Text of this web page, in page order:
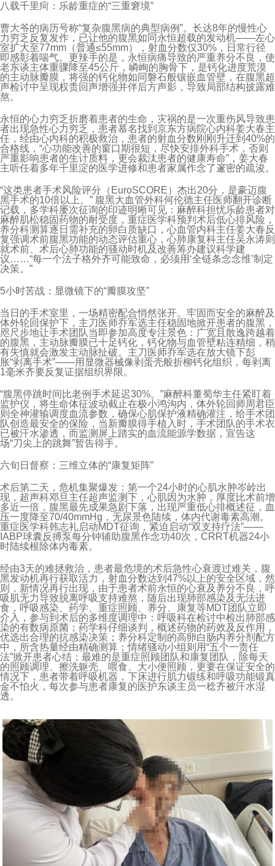
八载千里疴：乐龄重症的“三重窘境”
曹大爷的病历号称“复杂腹黑病的典型病例”。长达8年的慢性心
力穷乏反复发作，已让他的腹黑如同永恒超载的发动机——左心
室扩大至77mm（普通≤55mm），射血分数仅30%，日常行径
即感彰着喘气。更辣手的是，永恒病痛导致的严重养分不良，使
老东谈主体重骤降至45公斤，嶙峋的胸骨下，是钙化进度荒漠
的主动脉瓣膜，将强的钙化物如同磐石般镶嵌血管壁，在腹黑超
声检讨中呈现权贵回声增强并伴后方声影，导致局部结构披露难
熬。
永恒的心力穷乏折磨着患者的生命，灾祸的是一次重伤风导致患
者出现急性心力穷乏，患者慕名找到京东方病院心内科姜大春主
任，经由心内科的积极救治，患者的射血分数刚刚升迁到40%的
合格线，“心功能改善的窗口期很短，尽快安排外科手术，否则
严重影响患者的生计质料，更会裁汰患者的健康寿命”，姜大春
主听任着多年千里淀的医学进修和患者家属作念了邃密的疏浚。
“这类患者手术风险评分（EuroSCORE）杰出20分，是豪迈腹
黑手术的10倍以上。” 腹黑大血管外科何伦德主任医师翻开诊断
记载，多学科屡次征询的印迹明晰可见：麻醉科担忧乐龄患者对
麻醉肌松稳固药物的耐受度，重症医学科预判术后低心排风险，
养分科测算逐日需补充的卵白质缺口，心血管内科主任姜大春反
复强调术前腹黑功能的动态评估重心，心肺康复科主任吴永涛则
就术前、术后心肺功能的骚动时机及改善筹办建议科学建
议……“每一个法子格外齐可能致命，必须用‘全链条念念维’制定
决策。”
5小时苦战：显微镜下的“瓣膜攻坚”
当日的手术室里，一场精密配合悄然张开。牢固而安全的麻醉及
体外轮回保护下，主刀医师乔军选主任稳固地掀开患者的腹黑，
咫尺步地让手术团队当即参加高度专注景色：广宽且散逸跨越着
的腹黑，主动脉瓣膜已十足钙化，钙化物与血管壁粘连精细，稍
有失慎就会激发主动脉扯破。主刀医师乔军选在放大镜下彭
胀“剥离手术”——用显微器械像剥蛋壳般折柳钙化组织，每剥离
1毫米齐要反复证据组织界限。
“腹黑停跳时间比老例手术延迟30%。”麻醉科董蜀华主任紧盯着
监护仪，将生命体征波动截止在极小鸿沟内，体外轮回师周君臣
则全神灌输调度血流参数，确保心肌保护液精确灌注，给手术团
队创造最安全的保险，当新瓣膜得手植入时，手术团队的手术衣
已被汗水渗透，而监测屏上踏实的血流能源学数据，宣告这
场“刀尖上的跳舞”暂告得手。
六旬日督察：三维立体的“康复矩阵”
术后第二天，危机集聚爆发：第一个24小时的心肌水肿岑岭出
现，超声科邓旦主任超声监测下，心肌因为水肿，厚度比术前增
多近一倍，腹黑最先成果急剧下落，出现严重低心排概述征，血
压一度降至70/40mmHg，无尿景色陆续，体内代谢毒素高潮。
重症医学科韩志礼启动MDT征询，紧迫启动“双支持疗法”——
IABP球囊反搏泵每分钟辅助腹黑作念功40次，CRRT机器24小
时陆续根除体内毒素。
经由3天的难拯救治，患者最危境的术后急性心衰渡过难关，腹
黑发动机再行获取活力，射血分数达到47%以上的安全区域，然
则，新情况再行出现，由于患者术前永恒的心衰及养分不良，呼
吸肌无力导致脱离呼吸支持难熬，随后出现肺部感染及无法进
食，呼吸感染、药学、重症照顾、养分、康复等MDT团队立即
介入，参与到术后的多维度调理中：呼吸科在检讨中检出肺部感
染的有数病原菌；药学科仔细谈判，概述药物的药效及反作用，
优选出合理的抗感染决策；养分科定制的高卵白肠内养分剂配方
中，所含热量经由精确测算；情绪骚动小组则用“五个一责任
法”掀开患者心结；最难的是重症照顾团队和康复团队，除每天
的照顾调理、擦洗躯壳、喂食、大小便照顾，更要在保证安全的
情况下，患者带着呼吸机器，下床进行肌力锻练和呼吸功能锻真
金不怕火，每次参与患者康复的医护东谈主员一稔齐被汗水湿
透。